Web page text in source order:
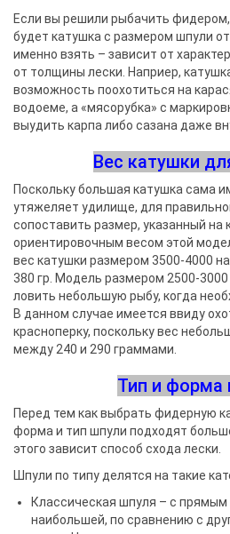
Если вы решили рыбачить
будет катушка с размером шпули
именно взять – зависит от
от толщины лески. Наприер,
возможность поохотиться на
водоеме, а «мясорубка» с
выудить карпа либо сазана даже
Вес катушки
Поскольку большая катушка сама
утяжеляет удилище, для
сопоставить размер, указанный на
ориентировочным весом этой
вес катушки размером 3500-4000
380 гр. Модель размером 2500-
ловить небольшую рыбу, когда
В данном случае имеется ввиду
красноперку, поскольку вес
между 240 и 290 граммами.
Тип и форма
Перед тем как выбрать фидерную
форма и тип шпули подходят
этого зависит способ схода лески.
Шпули по типу делятся на такие
Классическая шпуля – с
наибольшей, по сравнению с